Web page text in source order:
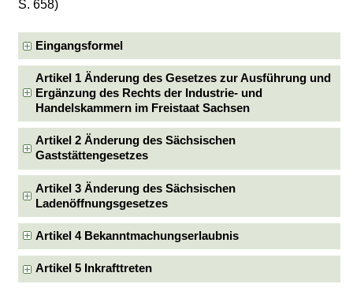
S. 658)
Eingangsformel
Artikel 1 Änderung des Gesetzes zur Ausführung und
Ergänzung des Rechts der Industrie- und
Handelskammern im Freistaat Sachsen
Artikel 2 Änderung des Sächsischen
Gaststättengesetzes
Artikel 3 Änderung des Sächsischen
Ladenöffnungsgesetzes
Artikel 4 Bekanntmachungserlaubnis
Artikel 5 Inkrafttreten